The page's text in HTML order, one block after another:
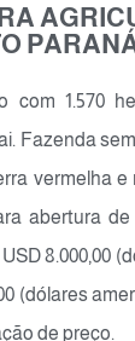
com 1.570
Fazenda
vermelha e
abertura
8.000,00
(dólares
de preço.